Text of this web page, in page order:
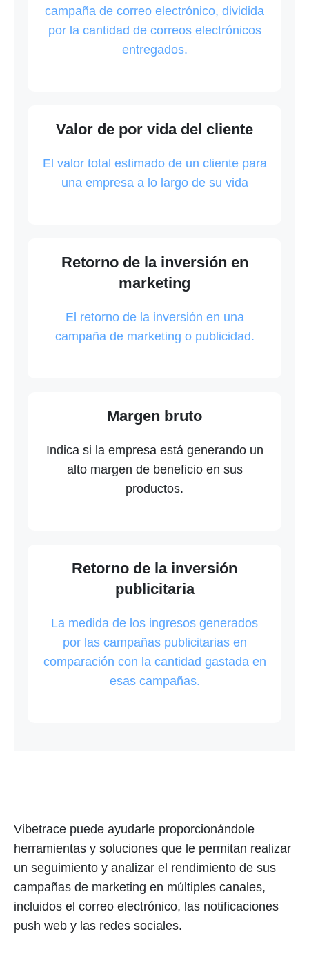
campaña de correo electrónico, dividida
por la cantidad de correos electrónicos
entregados.
Valor de por vida del cliente
El valor total estimado de un cliente para
una empresa a lo largo de su vida
Retorno de la inversión en
marketing
El retorno de la inversión en una
campaña de marketing o publicidad.
Margen bruto
Indica si la empresa está generando un
alto margen de beneficio en sus
productos.
Retorno de la inversión
publicitaria
La medida de los ingresos generados
por las campañas publicitarias en
comparación con la cantidad gastada en
esas campañas.
Vibetrace puede ayudarle proporcionándole
herramientas y soluciones que le permitan realizar
un seguimiento y analizar el rendimiento de sus
campañas de marketing en múltiples canales,
incluidos el correo electrónico, las notificaciones
push web y las redes sociales.